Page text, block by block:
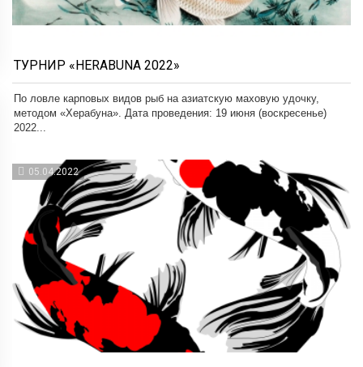
ТУРНИР «HERABUNA 2022»
По ловле карповых видов рыб на азиатскую маховую удочку,
методом «Херабуна». Дата проведения: 19 июня (воскресенье)
2022...
05.04.2022